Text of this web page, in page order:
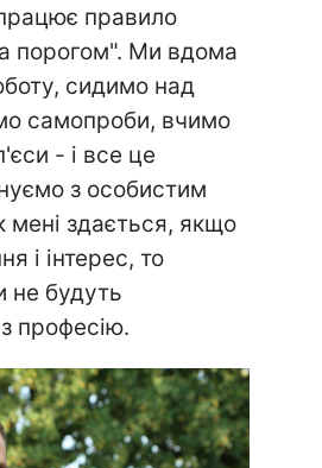
правило
порогом". Ми вдома
сидимо над
самопроби, вчимо
- і все це
з особистим
мені здається, якщо
і інтерес, то
не будуть
професію.